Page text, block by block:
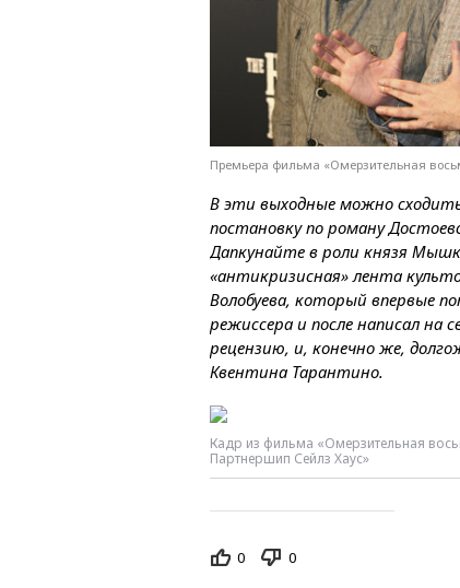
Премьера фильма «Омерзительная
В эти выходные можно
постановку по роману
Дапкунайте в роли князя
«антикризисная» лента
Волобуева, который впервые
режиссера и после написал на
рецензию, и, конечно же,
Квентина Тарантино.
Кадр из фильма «Омерзительная
Партнершип Сейлз Хаус»
0 0